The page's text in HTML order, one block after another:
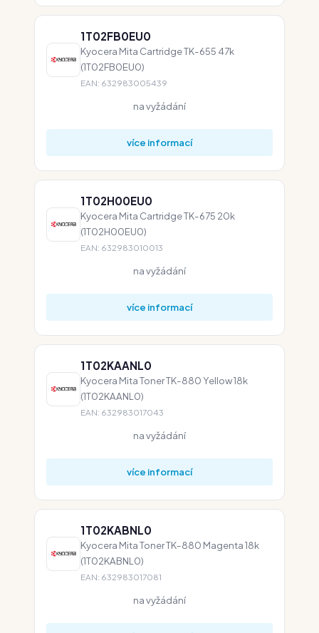
1T02FB0EU0
Kyocera Mita Cartridge TK-655 47k
(1T02FB0EU0)
EAN: 632983005439
na vyžádání
více informací
1T02H00EU0
Kyocera Mita Cartridge TK-675 20k
(1T02H00EU0)
EAN: 632983010013
na vyžádání
více informací
1T02KAANL0
Kyocera Mita Toner TK-880 Yellow 18k
(1T02KAANL0)
EAN: 632983017043
na vyžádání
více informací
1T02KABNL0
Kyocera Mita Toner TK-880 Magenta 18k
(1T02KABNL0)
EAN: 632983017081
na vyžádání